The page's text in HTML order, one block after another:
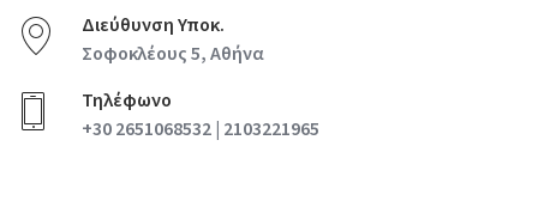
Διεύθυνση Υποκ.
Σοφοκλέους 5, Αθήνα
Τηλέφωνο
+30 2651068532 | 2103221965